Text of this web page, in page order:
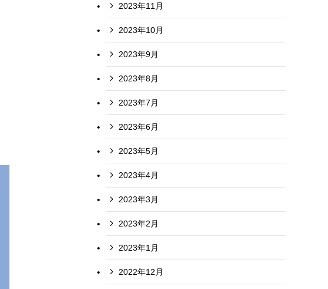
2023年11月
2023年10月
2023年9月
2023年8月
2023年7月
2023年6月
2023年5月
2023年4月
2023年3月
2023年2月
2023年1月
2022年12月